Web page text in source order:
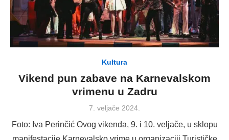
Kultura
Vikend pun zabave na Karnevalskom
vrimenu u Zadru
Posted
7. veljače 2024.
Foto: Iva Perinčić Ovog vikenda, 9. i 10. veljače, u sklopu